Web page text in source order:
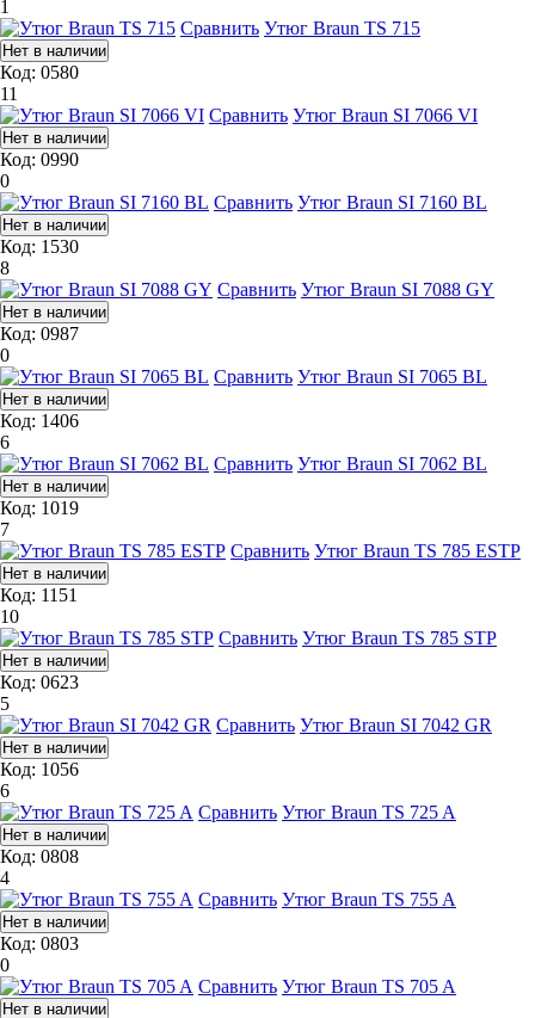
1
Сравнить Утюг Braun TS 715
Код: 0580
11
Сравнить Утюг Braun SI 7066 VI
Код: 0990
0
Сравнить Утюг Braun SI 7160 BL
Код: 1530
8
Сравнить Утюг Braun SI 7088 GY
Код: 0987
0
Сравнить Утюг Braun SI 7065 BL
Код: 1406
6
Сравнить Утюг Braun SI 7062 BL
Код: 1019
7
Сравнить Утюг Braun TS 785 ESTP
Код: 1151
10
Сравнить Утюг Braun TS 785 STP
Код: 0623
5
Сравнить Утюг Braun SI 7042 GR
Код: 1056
6
Сравнить Утюг Braun TS 725 A
Код: 0808
4
Сравнить Утюг Braun TS 755 A
Код: 0803
0
Сравнить Утюг Braun TS 705 A